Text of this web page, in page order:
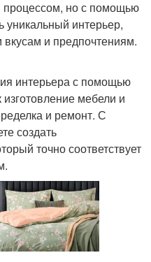
но с помощью
уникальный интерьер,
вкусам и предпочтениям.
интерьера с помощью
мебели и
и ремонт. С
создать
точно соответствует